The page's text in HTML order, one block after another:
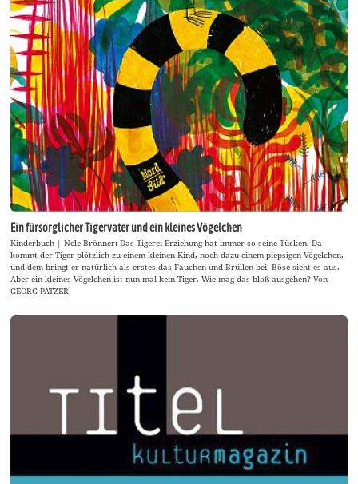
Ein fürsorglicher Tigervater und ein kleines Vögelchen
Kinderbuch | Nele Brönner: Das Tigerei Erziehung hat immer so seine Tücken. Da
kommt der Tiger plötzlich zu einem kleinen Kind, noch dazu einem piepsigen Vögelchen,
und dem bringt er natürlich als erstes das Fauchen und Brüllen bei. Böse sieht es aus.
Aber ein kleines Vögelchen ist nun mal kein Tiger. Wie mag das bloß ausgehen? Von
GEORG PATZER